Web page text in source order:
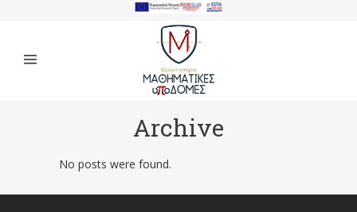
Archive
No posts were found.